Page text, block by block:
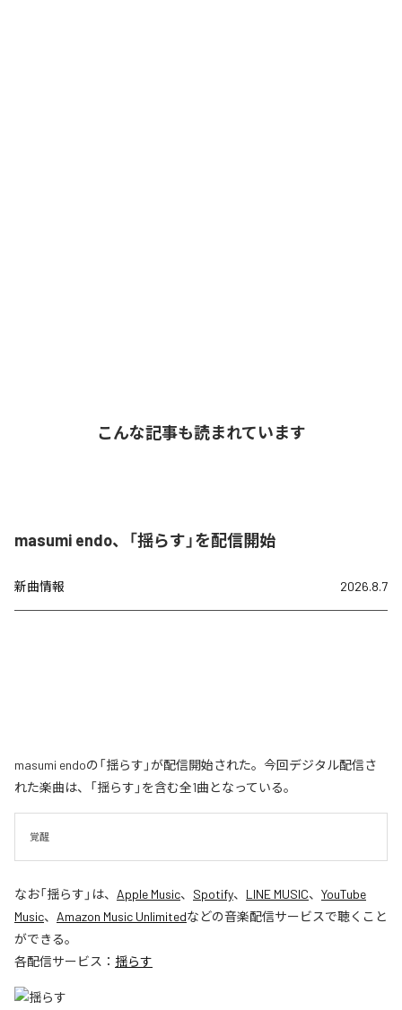
こんな記事も読まれています
masumi endo、「揺らす」を配信開始
新曲情報 2026.8.7
masumi endoの「揺らす」が配信開始された。今回デジタル配信さ
れた楽曲は、「揺らす」を含む全1曲となっている。
覚醒
なお「揺らす 」は、 Apple Music、 Spotify、 LINE MUSIC、 YouTube
Music、 Amazon Music Unlimitedなどの音楽配信サービスで聴くこと
ができる。
各配信サービス： 揺らす